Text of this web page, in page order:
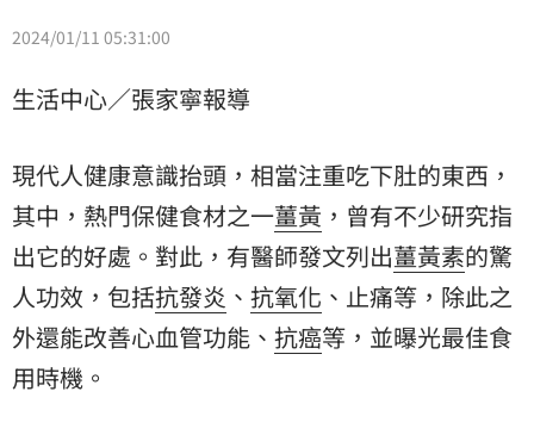
2024/01/11 05:31:00
生活中心／張家寧報導
現代人健康意識抬頭，相當注重吃下肚的東西，
其中，熱門保健食材之一薑黃 ，曾有不少研究指
出它的好處。對此，有醫師發文列出薑黃素的驚
人功效，包括抗發炎 、 抗氧化 、止痛等，除此之
外還能改善心血管功能、 抗癌等，並曝光最佳食
用時機。